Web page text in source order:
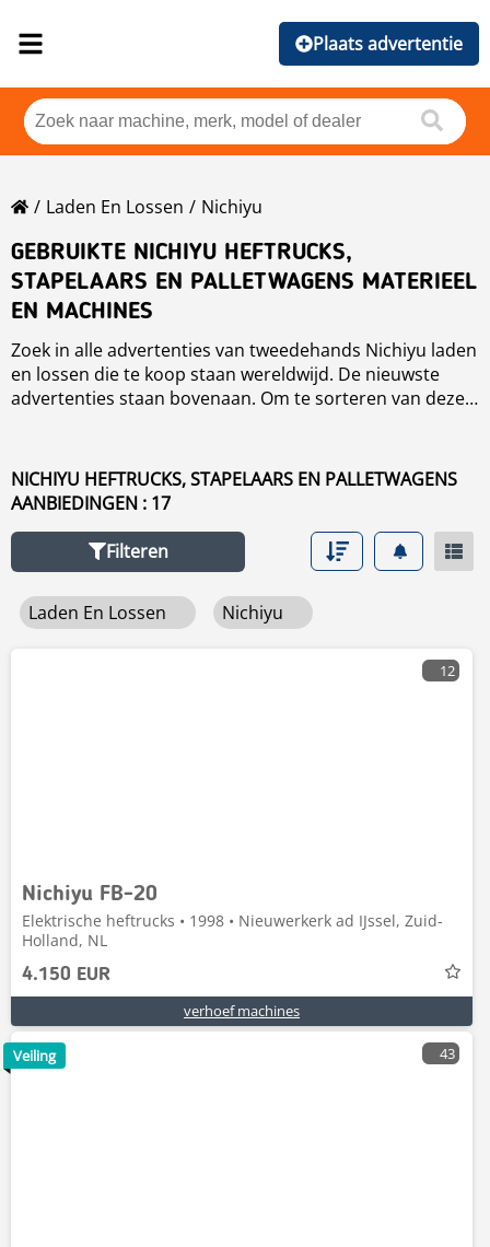
Plaats advertentie
Laden En Lossen
Nichiyu
GEBRUIKTE NICHIYU HEFTRUCKS,
STAPELAARS EN PALLETWAGENS MATERIEEL
EN MACHINES
Zoek in alle advertenties van tweedehands Nichiyu laden
en lossen die te koop staan wereldwijd. De nieuwste
advertenties staan bovenaan. Om te sorteren van deze
NICHIYU HEFTRUCKS, STAPELAARS EN PALLETWAGENS
AANBIEDINGEN : 17
Filteren
Laden En Lossen Nichiyu
12
Nichiyu FB-20
Elektrische heftrucks • 1998 • Nieuwerkerk ad IJssel, Zuid-
Holland, NL
4.150 EUR
verhoef machines
43
Veiling